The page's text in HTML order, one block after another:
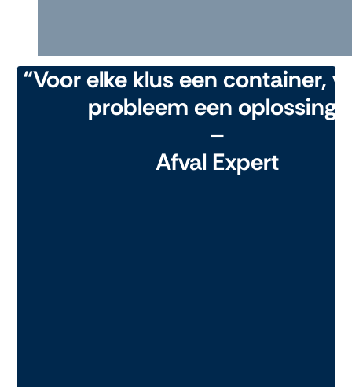
“Voor elke klus een container,
probleem een oplossing"
–
Afval Expert